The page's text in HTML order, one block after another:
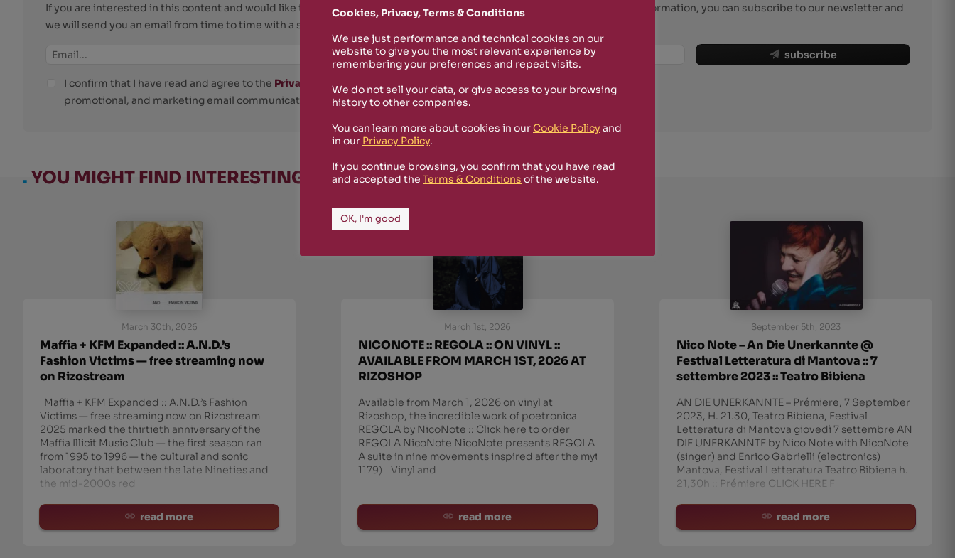
If you are interested in this content and would like to stay up-to-date on new Rizosfera productions, events and other information, you can subscribe to our newsletter and
we will send you an email from time to time with a summary of the latest news you may have missed.
subscribe
I confirm that I have read and agree to the Privacy Policy
and I'm happy to receive informational,
promotional, and marketing email communications from Rizosfera.
. YOU MIGHT FIND INTERESTING:
March 30th, 2026
Maffia + KFM Expanded :: A.N.D.’s
Fashion Victims — free streaming now
on Rizostream
Maffia + KFM Expanded :: A.N.D.’s Fashion
Victims — free streaming now on Rizostream
2025 marked the thirtieth anniversary of the
Maffia Illicit Music Club — the first season ran
from 1995 to 1996 — the cultural and sonic
laboratory that between the late Nineties and
the mid-2000s red
read more
March 1st, 2026
NICONOTE :: REGOLA :: ON VINYL ::
AVAILABLE FROM MARCH 1ST, 2026 AT
RIZOSHOP
Available from March 1, 2026 on vinyl at
Rizoshop, the incredible work of poetronica
REGOLA by NicoNote :: Click here to order
REGOLA NicoNote NicoNote presents REGOLA
A suite in nine movements inspired after the mythic medieval composer Hildegard von Bingen (1098-
1179) Vinyl and
read more
September 5th, 2023
Nico Note – An Die Unerkannte @
Festival Letteratura di Mantova :: 7
settembre 2023 :: Teatro Bibiena
AN DIE UNERKANNTE – Prémiere, 7 September
2023, H. 21.30, Teatro Bibiena, Festival
Letteratura di Mantova giovedì 7 settembre AN
DIE UNERKANNTE by Nico Note with NicoNote
(singer) and Enrico Gabrielli (electronics)
Mantova, Festival Letteratura Teatro Bibiena h.
21,30h :: Prémiere CLICK HERE F
read more
Cookies, Privacy, Terms & Conditions
We use just performance and technical cookies on our
website to give you the most relevant experience by
remembering your preferences and repeat visits.
We do not sell your data, or give access to your browsing
history to other companies.
You can learn more about cookies in ourCookie Policy and
in our Privacy Policy.
If you continue browsing, you confirm that you have read
and accepted the Terms & Conditions of the website.
OK, I'm good